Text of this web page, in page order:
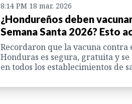
8:14 PM 18 mar. 2026
¿Hondureños deben
Semana Santa 2026? Esto
Recordaron que la vacuna contra
Honduras es segura, gratuita y
en todos los establecimientos de